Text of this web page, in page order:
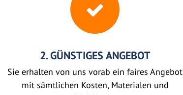
2. GÜNSTIGES ANGEBOT
Sie erhalten von uns vorab ein faires Angebot
mit sämtlichen Kosten, Materialen und